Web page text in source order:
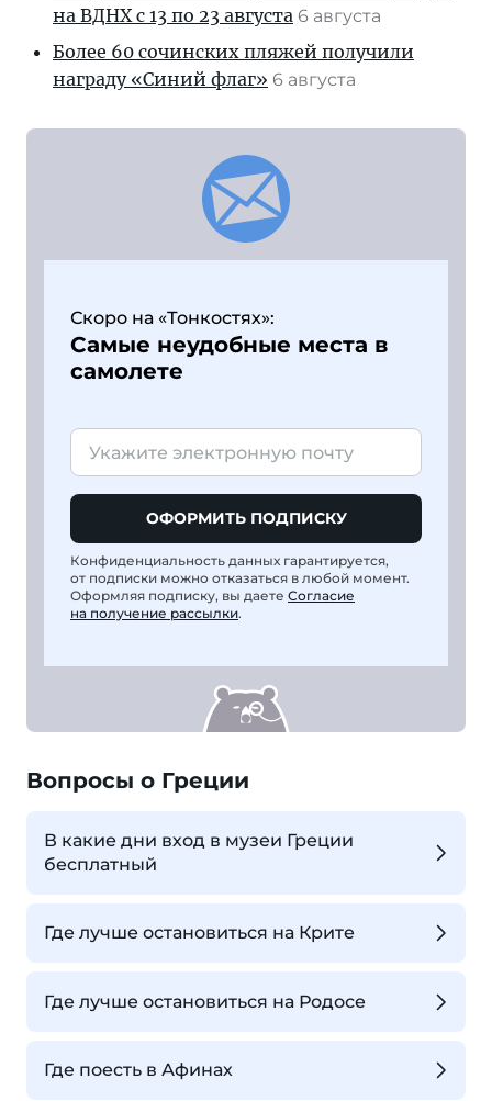
на ВДНХ с 13 по 23 августа 6 августа
Более 60 сочинских пляжей получили
награду «Синий флаг» 6 августа
Скоро на «Тонкостях»:
Самые неудобные места в
самолете
ОФОРМИТЬ ПОДПИСКУ
Конфиденциальность данных гарантируется,
от подписки можно отказаться в любой момент.
Оформляя подписку, вы даете Согласие
на получение рассылки.
Вопросы о Греции
В какие дни вход в музеи Греции
бесплатный
Где лучше остановиться на Крите
Где лучше остановиться на Родосе
Где поесть в Афинах